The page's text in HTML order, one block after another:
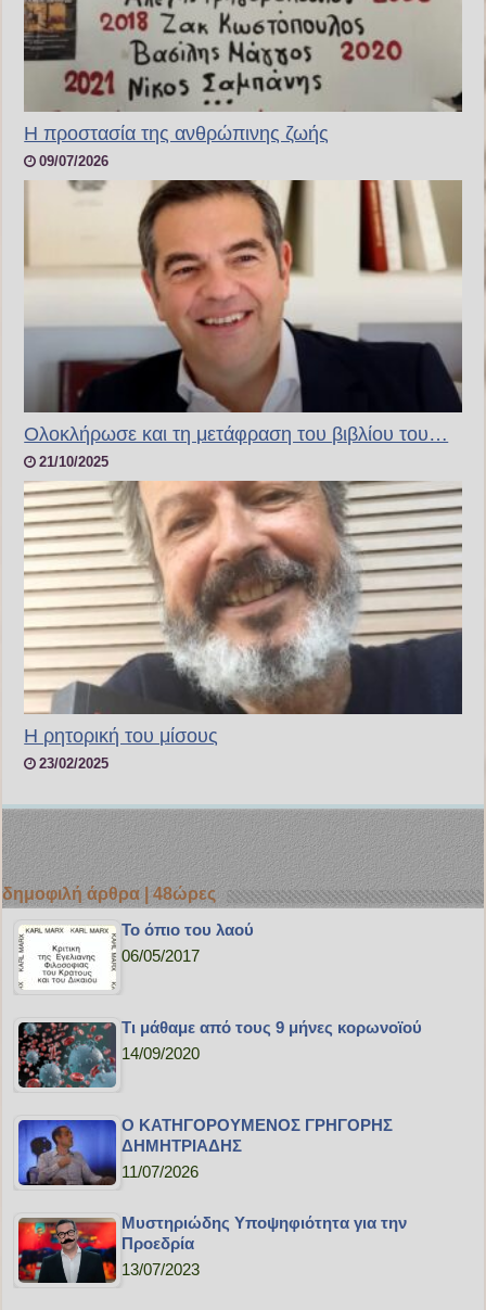
H προστασία της ανθρώπινης ζωής
09/07/2026
Ολοκλήρωσε και τη μετάφραση του βιβλίου του…
21/10/2025
Η ρητορική του μίσους
23/02/2025
δημοφιλή άρθρα | 48ώρες
Το όπιο του λαού
06/05/2017
Τι μάθαμε από τους 9 μήνες κορωνοϊού
14/09/2020
Ο ΚΑΤΗΓΟΡΟΥΜΕΝΟΣ ΓΡΗΓΟΡΗΣ
ΔΗΜΗΤΡΙΑΔΗΣ
11/07/2026
Μυστηριώδης Υποψηφιότητα για την
Προεδρία
13/07/2023